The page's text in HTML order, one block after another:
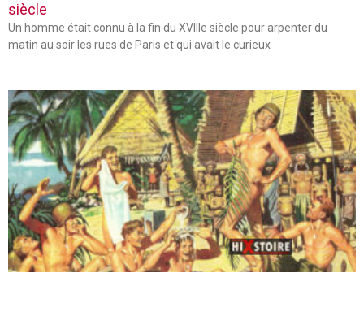
siècle
Un homme était connu à la fin du XVIIIe siècle pour arpenter du
matin au soir les rues de Paris et qui avait le curieux